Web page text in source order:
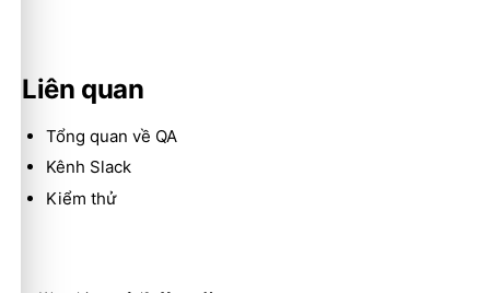
Liên quan
Tổng quan về QA
Kênh Slack
Kiểm thử